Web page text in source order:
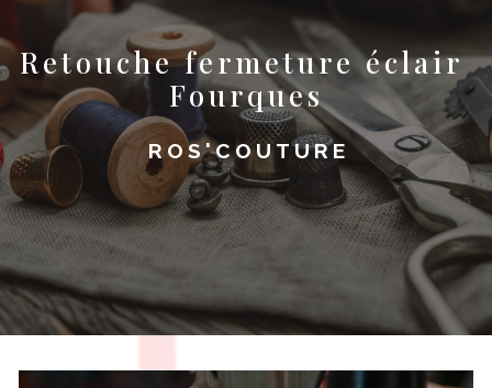
retouche fermeture éclair
Fourques
ROS'COUTURE